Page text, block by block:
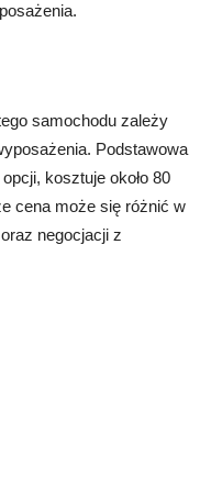
samochodu zależy
Podstawowa
kosztuje około 80
cena może się różnić w
negocjacji z